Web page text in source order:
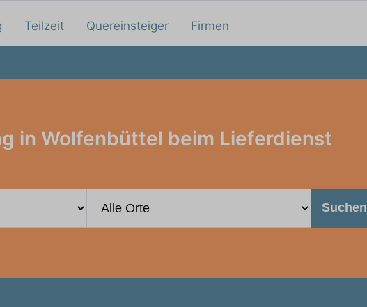
Teilzeit Quereinsteiger Firmen
in Wolfenbüttel beim Lieferdienst
Suchen